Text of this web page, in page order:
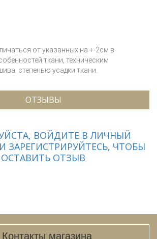
от указанных на +-2см в
ткани, техническим
степенью усадки ткани.
ОТЗЫВЫ
ВОЙДИТЕ В ЛИЧНЫЙ
ЗАРЕГИСТРИРУЙТЕСЬ, ЧТОБЫ
ОСТАВИТЬ ОТЗЫВ
Контакты магазина